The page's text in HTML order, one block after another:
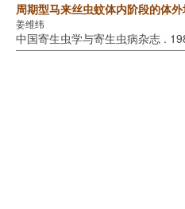
周期型马来丝虫蚊体内阶段的体
姜维纬
中国寄生虫学与寄生虫病杂志 .